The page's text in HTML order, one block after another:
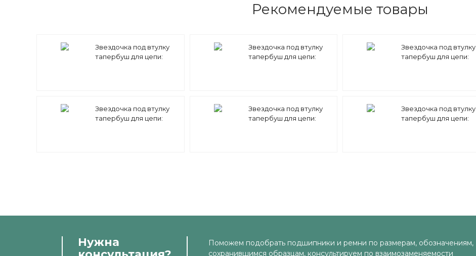
Рекомендуемые товары
Звездочка под втулку
тапербуш для цепи:
Звездочка под втулку
тапербуш для цепи:
Звездочка под втулку
тапербуш для цепи:
Звездочка под втулку
тапербуш для цепи:
Звездочка под втулку
тапербуш для цепи:
Звездочка под втулку
тапербуш для цепи:
Нужна
Поможем подобрать подшипники и ремни по размерам, обозначениям,
сохранившимся образцам, консультируем по взаимозаменяемости